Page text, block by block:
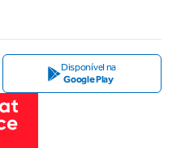
Disponível na
Google Play